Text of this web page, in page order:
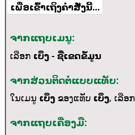
ເພື່ອເຂົ້າເຖິງຄຳສັ່ງນີ້...
ຈາກແຖບເມນູ:
ເລືອກ ເບິ່ງ - ຊື່ເຂດຂໍ້ມູນ
ຈາກສ່ວນຕິດຕໍ່ແບບແທັບ:
ໃນເມນູ ເບິ່ງຂອງແທັບ ເບິ່ງ, ເລືອກ
ຈາກແຖບເຄື່ອງມື: